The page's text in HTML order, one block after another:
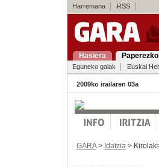
Harremana RSS
Hasiera
Eguneko gaiak Euskal
2009ko irailaren 03a
GARA> Idatzia >